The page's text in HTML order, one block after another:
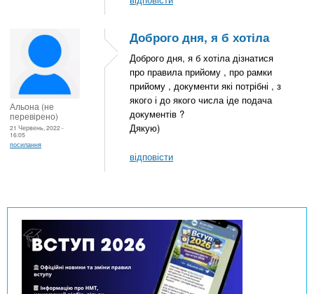
Альона (не
перевірено)
21 Червень, 2022 -
16:05
посилання
Доброго дня, я б хотіла
Доброго дня, я б хотіла дізнатися
про правила прийому , про рамки
прийому , документи які потрібні , з
якого і до якого числа іде подача
документів ?
Дякую)
відповісти